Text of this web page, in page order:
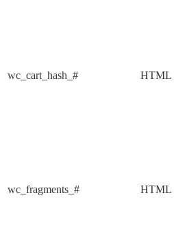
wc_cart_hash_# HTML
wc_fragments_# HTML